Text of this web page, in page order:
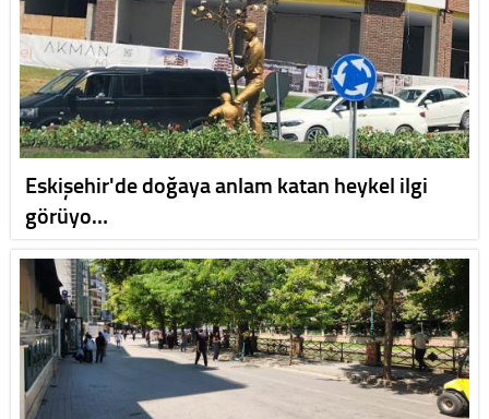
Eskişehir'de doğaya anlam katan heykel ilgi
görüyo…